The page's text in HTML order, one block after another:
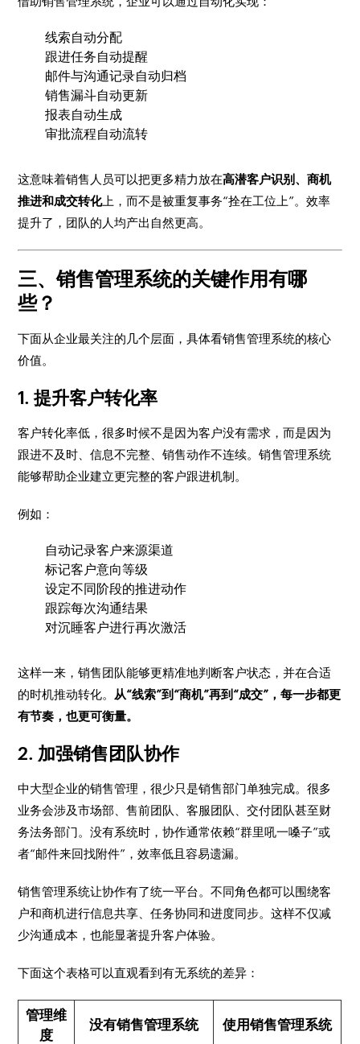
线索自动分配
跟进任务自动提醒
邮件与沟通记录自动归档
销售漏斗自动更新
报表自动生成
审批流程自动流转
这意味着销售人员可以把更多精力放在高潜客户识别、商机
推进和成交转化上，而不是被重复事务“拴在工位上”。效率
提升了，团队的人均产出自然更高。
三、销售管理系统的关键作用有哪
些？
下面从企业最关注的几个层面，具体看销售管理系统的核心
价值。
1. 提升客户转化率
客户转化率低，很多时候不是因为客户没有需求，而是因为
跟进不及时、信息不完整、销售动作不连续。销售管理系统
能够帮助企业建立更完整的客户跟进机制。
例如：
自动记录客户来源渠道
标记客户意向等级
设定不同阶段的推进动作
跟踪每次沟通结果
对沉睡客户进行再次激活
这样一来，销售团队能够更精准地判断客户状态，并在合适
的时机推动转化。 从“线索”到“商机”再到“成交”，每一步都更
有节奏，也更可衡量。
2. 加强销售团队协作
中大型企业的销售管理，很少只是销售部门单独完成。很多
业务会涉及市场部、售前团队、客服团队、交付团队甚至财
务法务部门。没有系统时，协作通常依赖“群里吼一嗓子”或
者“邮件来回找附件”，效率低且容易遗漏。
销售管理系统让协作有了统一平台。不同角色都可以围绕客
户和商机进行信息共享、任务协同和进度同步。这样不仅减
少沟通成本，也能显著提升客户体验。
下面这个表格可以直观看到有无系统的差异：
管理维
度
没有销售管理系统 使用销售管理系统